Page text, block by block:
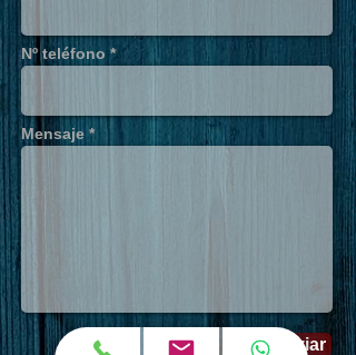
Nº teléfono *
Mensaje *
Enviar